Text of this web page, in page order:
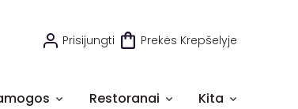
Prisijungti Prekės Krepšelyje
Restoranai Kita